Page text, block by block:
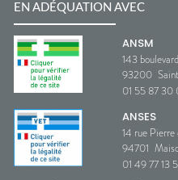
EN ADÉQUATION AVEC
ANSM
143
93200
01 55 87 30
ANSES
14 rue
94701
01 49 77 13